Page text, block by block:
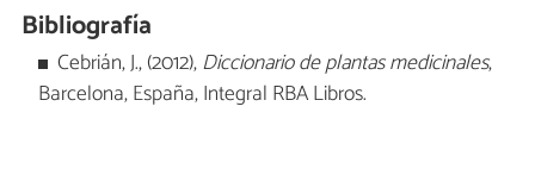
Bibliografía
Cebrián, J., (2012),Diccionario de plantas medicinales,
Barcelona, España, Integral RBA Libros.